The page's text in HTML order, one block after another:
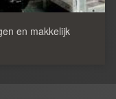
en makkelijk